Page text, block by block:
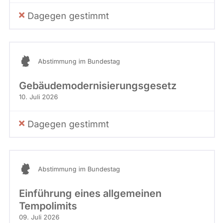
Dagegen gestimmt
Abstimmung im Bundestag
Gebäudemodernisierungsgesetz
10. Juli 2026
Dagegen gestimmt
Abstimmung im Bundestag
Einführung eines allgemeinen
Tempolimits
09. Juli 2026